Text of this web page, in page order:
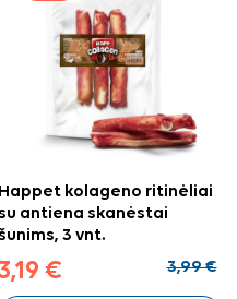
Happet kolageno ritinėliai
antiena skanėstai
3 vnt.
€ 3,99 €